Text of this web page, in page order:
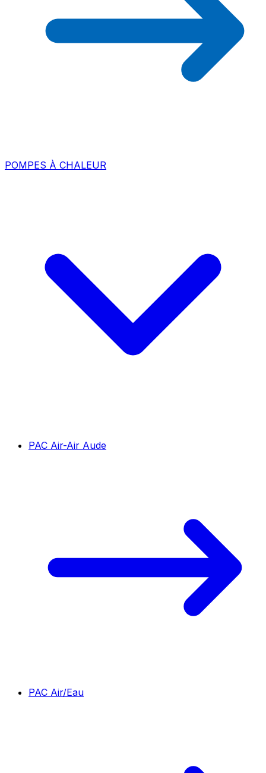
POMPES À CHALEUR
PAC Air-Air Aude
PAC Air/Eau